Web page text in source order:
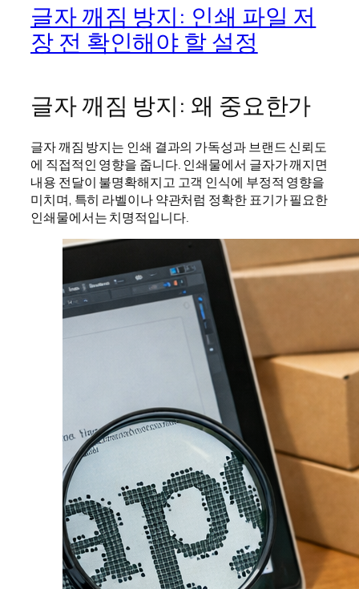
글자 깨짐 방지: 인쇄 파일 저
장 전 확인해야 할 설정
글자 깨짐 방지: 왜 중요한가
글자 깨짐 방지는 인쇄 결과의 가독성과 브랜드 신뢰도
에 직접적인 영향을 줍니다. 인쇄물에서 글자가 깨지면
내용 전달이 불명확해지고 고객 인식에 부정적 영향을
미치며, 특히 라벨이나 약관처럼 정확한 표기가 필요한
인쇄물에서는 치명적입니다.